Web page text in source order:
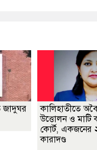
জাদুঘর
কালিহাতীতে
উত্তোলন ও মাটি
কোর্ট, একজনের
কারাদণ্ড